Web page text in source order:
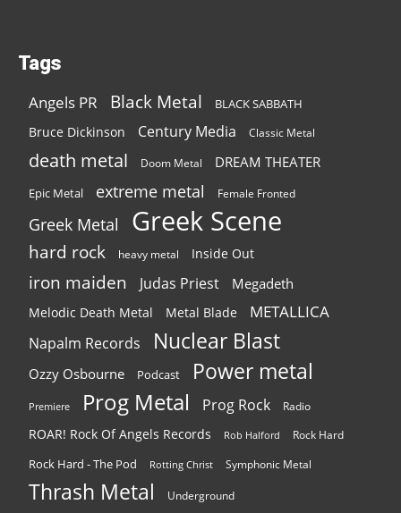
Tags
Angels PR Black Metal BLACK SABBATH
Bruce Dickinson Century Media Classic Metal
death metal Doom Metal DREAM THEATER
Epic Metal extreme metal Female Fronted
Greek Metal Greek Scene
hard rock heavy metal Inside Out
iron maiden Judas Priest Megadeth
Melodic Death Metal Metal Blade METALLICA
Napalm Records Nuclear Blast
Ozzy Osbourne Podcast Power metal
Premiere Prog Metal Prog Rock Radio
ROAR! Rock Of Angels Records Rob Halford Rock Hard
Rock Hard - The Pod Rotting Christ Symphonic Metal
Thrash Metal Underground